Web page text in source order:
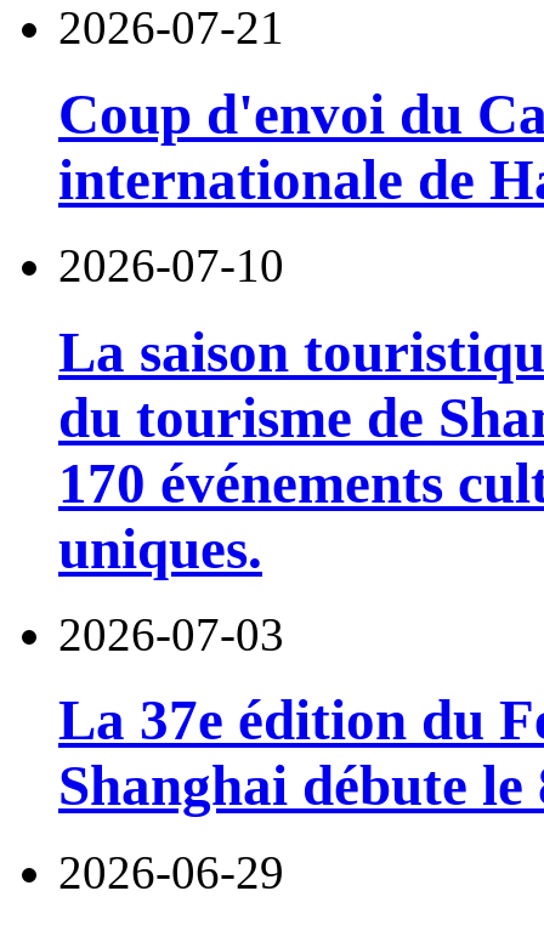
2026-07-21
Coup d'envoi du
internationale de
2026-07-10
La saison
du tourisme de
170 événements
uniques.
2026-07-03
La 37e édition du
Shanghai débute
2026-06-29